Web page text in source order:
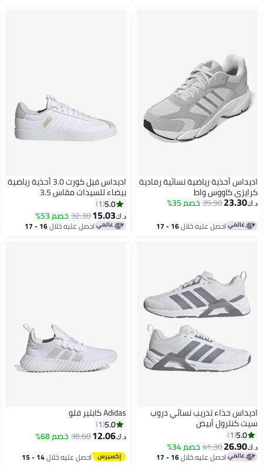
أحذية رياضية نسائية رمادية
كاووس واط
23.30
35.90خصم 35%
احصل عليه خلال 16 - 17
اديداس فيل كورت 3.0 أحذية رياضية
بيضاء للسيدات مقاس 3.5
5.0
1
15.03
32.30خصم 53%
احصل عليه خلال 16 - 17
حذاء تدريب نسائي دروب
كنترول أبيض
5.0
1
26.90
41.30خصم 34%
احصل عليه خلال 16 - 17
Adidas كابتير فلو
5.0
1
12.06
38.60خصم 68%
احصل عليه خلال 14 - 15